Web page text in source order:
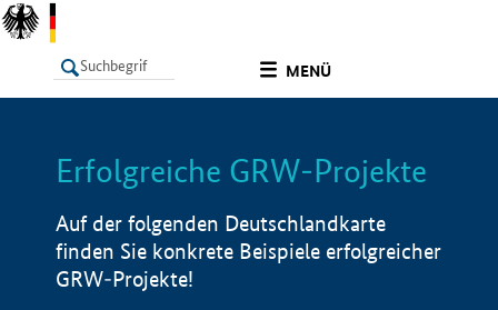
MENÜ
LISTE Info
Erfolgreiche GRW-Projekte
Auf der folgenden Deutschlandkarte
finden Sie konkrete Beispiele erfolgreicher
GRW-Projekte!